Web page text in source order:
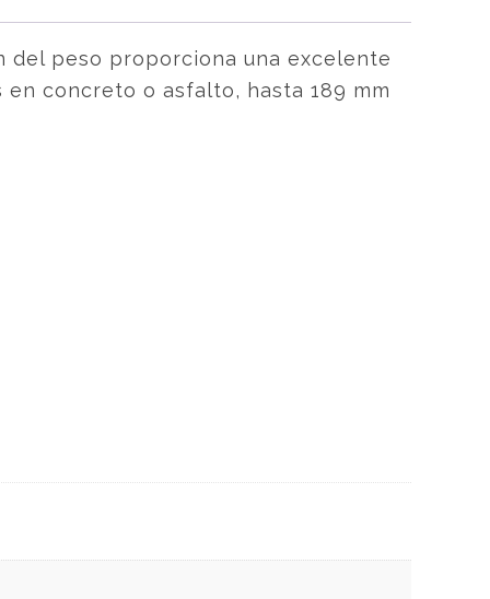
del peso proporciona una excelente
concreto o asfalto, hasta 189 mm